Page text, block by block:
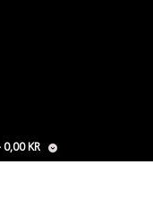
0,00 KR